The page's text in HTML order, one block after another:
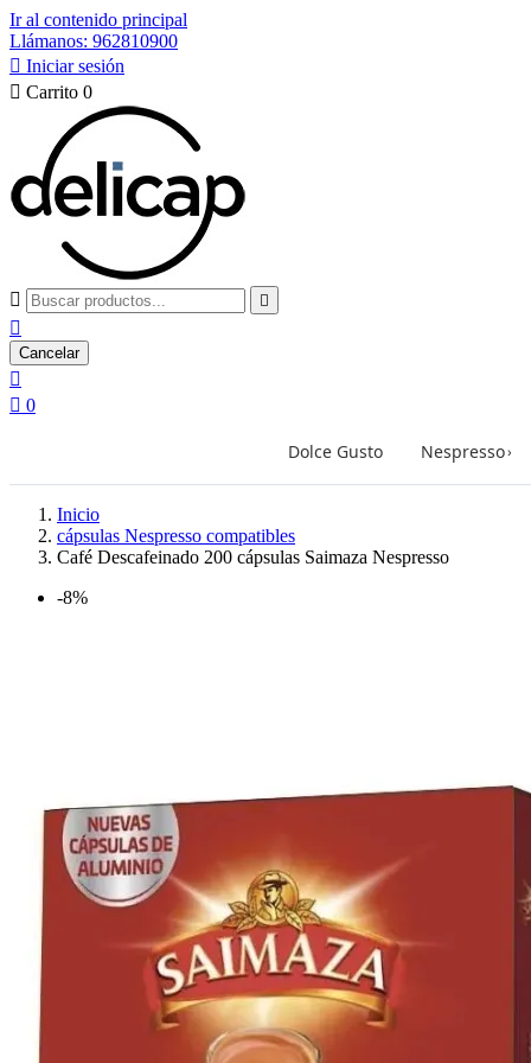
Ir al contenido principal
Llámanos: 962810900
 Iniciar sesión
 Carrito 0
 

Cancelar

 0
Dolce Gusto Nespresso›
Inicio
cápsulas Nespresso compatibles
Café Descafeinado 200 cápsulas Saimaza Nespresso
-8%